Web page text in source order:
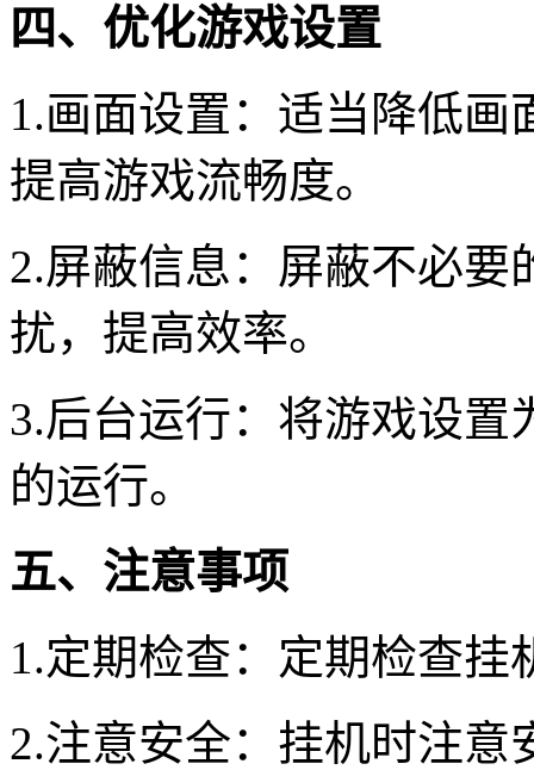
四、优化游戏设置
1.画面设置：适当降低画
提高游戏流畅度。
2.屏蔽信息：屏蔽不必要
扰，提高效率。
3.后台运行：将游戏设
的运行。
五、注意事项
1.定期检查：定期检查
2.注意安全：挂机时注意